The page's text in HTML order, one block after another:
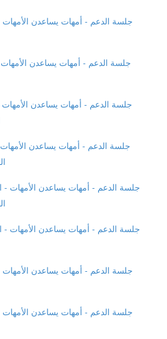
جلسة الدعم - أمهات يساعدن الأمهات
جلسة الدعم - أمهات يساعدن الأمهات
جلسة الدعم - أمهات يساعدن الأمهات
جلسة الدعم - أمهات يساعدن الأمهات
جلسة الدعم - أمهات يساعدن الأمهات -
جلسة الدعم - أمهات يساعدن الأمهات -
جلسة الدعم - أمهات يساعدن الأمهات
جلسة الدعم - أمهات يساعدن الأمهات